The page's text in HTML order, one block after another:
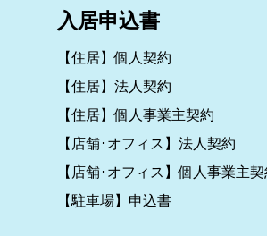
入居申込書
【住居】個人契約
【住居】法人契約
【住居】個人事業主契約
【店舗･オフィス】法人契約
【店舗･オフィス】個人事業主契
【駐車場】申込書